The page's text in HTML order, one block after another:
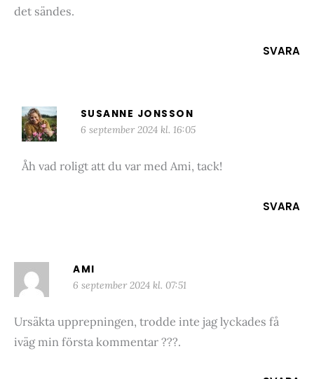
det sändes.
SVARA
SUSANNE JONSSON
6 september 2024 kl. 16:05
Åh vad roligt att du var med Ami, tack!
SVARA
AMI
6 september 2024 kl. 07:51
Ursäkta upprepningen, trodde inte jag lyckades få
iväg min första kommentar ???.